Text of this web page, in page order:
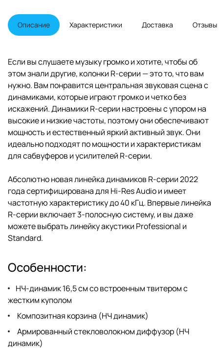
HAMR, новые грили.
Описание Характеристики Доставка Отзывы
Если вы слушаете музыку громко и хотите, чтобы об
этом знали другие, колонки R-серии — это то, что вам
нужно. Вам понравится центральная звуковая сцена с
динамиками, которые играют громко и четко без
искажений. Динамики R-серии настроены с упором на
высокие и низкие частоты, поэтому они обеспечивают
мощность и естественный яркий активный звук. Они
идеально подходят по мощности и характеристикам
для сабвуферов и усилителей R-серии.
Абсолютно новая линейка динамиков R-серии 2022
года сертифицирована для Hi-Res Audio и имеет
частотную характеристику до 40 кГц. Впервые линейка
R-серии включает 3-полосную систему, и вы даже
можете выбрать линейку акустики Professional и
Standard.
Особенности:
НЧ-динамик 16,5 см со встроенным твитером с
жестким куполом
Композитная корзина (НЧ динамик)
Армированный стекловолокном диффузор (НЧ
динамик)